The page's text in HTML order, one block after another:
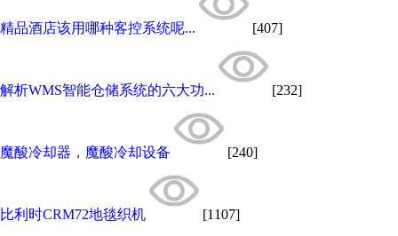
精品酒店该用哪种客控系统呢... [407]
解析WMS智能仓储系统的六大功... [232]
魔酸冷却器，魔酸冷却设备 [240]
比利时CRM72地毯织机 [1107]